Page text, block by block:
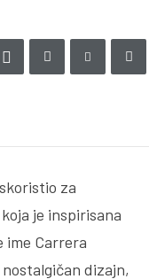
za
je inspirisana
ime Carrera
dizajn,